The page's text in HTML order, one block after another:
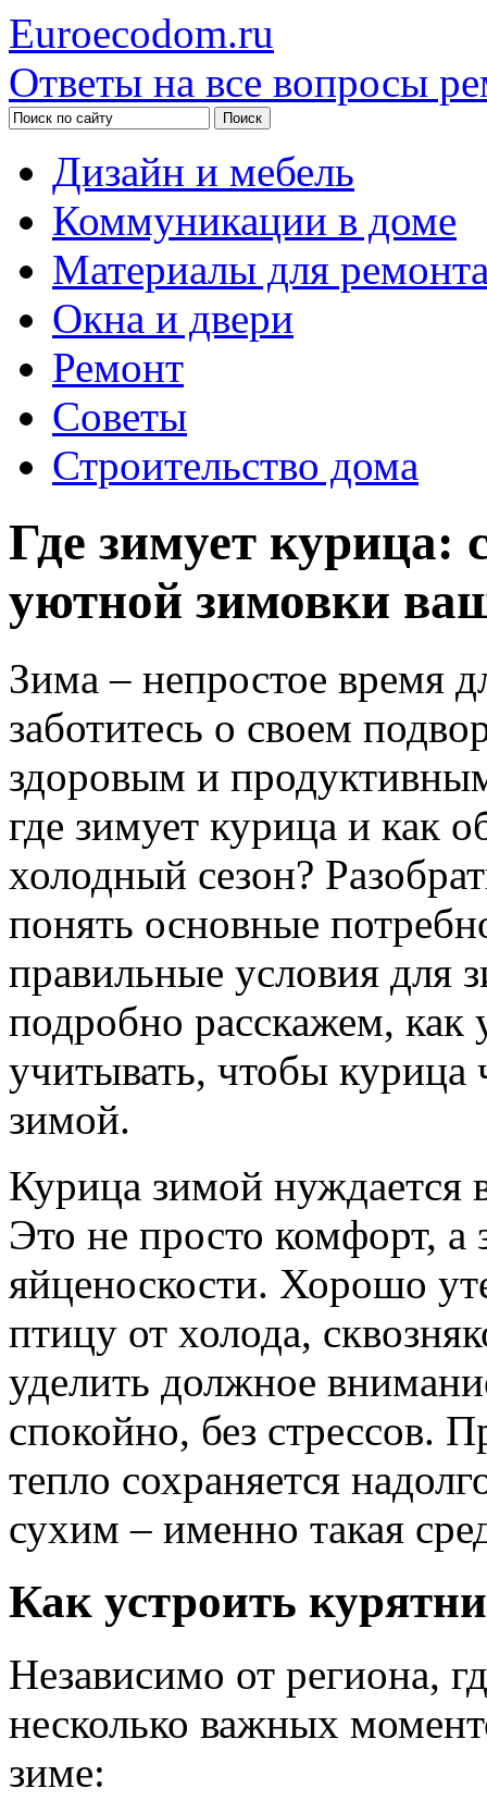
Euroecodom.ru
Ответы на все вопросы
Дизайн и мебель
Коммуникации в доме
Материалы для
Окна и двери
Ремонт
Советы
Строительство дома
Где зимует курица:
уютной зимовки
Зима – непростое время
заботитесь о своем
здоровым и
где зимует курица и как
холодный сезон?
понять основные
правильные условия для
подробно расскажем, как
учитывать, чтобы курица
зимой.
Курица зимой
Это не просто комфорт, а
яйценоскости. Хорошо
птицу от холода,
уделить должное
спокойно, без стрессов.
тепло сохраняется
сухим – именно такая
Как устроить
Независимо от региона,
несколько важных
зиме: